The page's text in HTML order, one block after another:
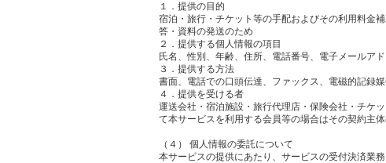
１．提供の目的
宿泊・旅行・チケット等の手配およびその利用料金
答・資料の発送のため
２．提供する個人情報の項目
氏名、性別、年齢、住所、電話番号、電子メールア
３．提供する方法
書面、電話での口頭伝達、ファックス、電磁的記録
４．提供を受ける者
運送会社・宿泊施設・旅行代理店・保険会社・チケ
て本サービスを利用する会員等の場合はその契約主体
（４） 個人情報の委託について
本サービスの提供にあたり、サービスの受付決済業